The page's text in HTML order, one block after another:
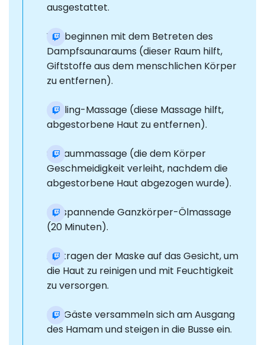
ausgestattet.
Wir beginnen mit dem Betreten des
Dampfsaunaraums (dieser Raum hilft,
Giftstoffe aus dem menschlichen Körper
zu entfernen).
Peeling-Massage (diese Massage hilft,
abgestorbene Haut zu entfernen).
Schaummassage (die dem Körper
Geschmeidigkeit verleiht, nachdem die
abgestorbene Haut abgezogen wurde).
Entspannende Ganzkörper-Ölmassage
(20 Minuten).
Auftragen der Maske auf das Gesicht, um
die Haut zu reinigen und mit Feuchtigkeit
zu versorgen.
Die Gäste versammeln sich am Ausgang
des Hamam und steigen in die Busse ein.